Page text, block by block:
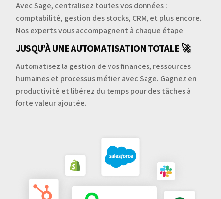
Avec Sage, centralisez toutes vos données :
comptabilité, gestion des stocks, CRM, et plus encore.
Nos experts vous accompagnent à chaque étape.
JUSQU’À UNE AUTOMATISATION TOTALE 🚀
Automatisez la gestion de vos finances, ressources
humaines et processus métier avec Sage. Gagnez en
productivité et libérez du temps pour des tâches à
forte valeur ajoutée.